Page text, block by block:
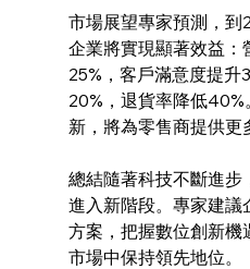
市場展望專家預測，到
企業將實現顯著效益：
25%，客戶滿意度提升
20%，退貨率降低
新，將為零售商提供更
總結隨著科技不斷進步
進入新階段。專家建議
方案，把握數位創新機
市場中保持領先地位。